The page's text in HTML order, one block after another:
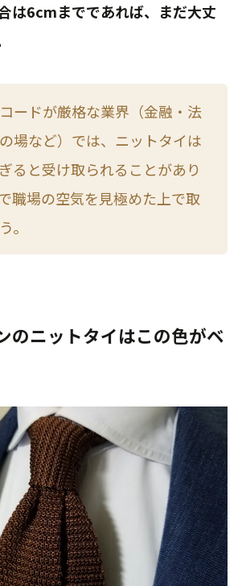
は6cmまでであれば、まだ大丈
ードが厳格な業界（金融・法
場など）では、ニットタイは
ると受け取られることがあり
職場の空気を見極めた上で取
。
のニットタイはこの色がベ